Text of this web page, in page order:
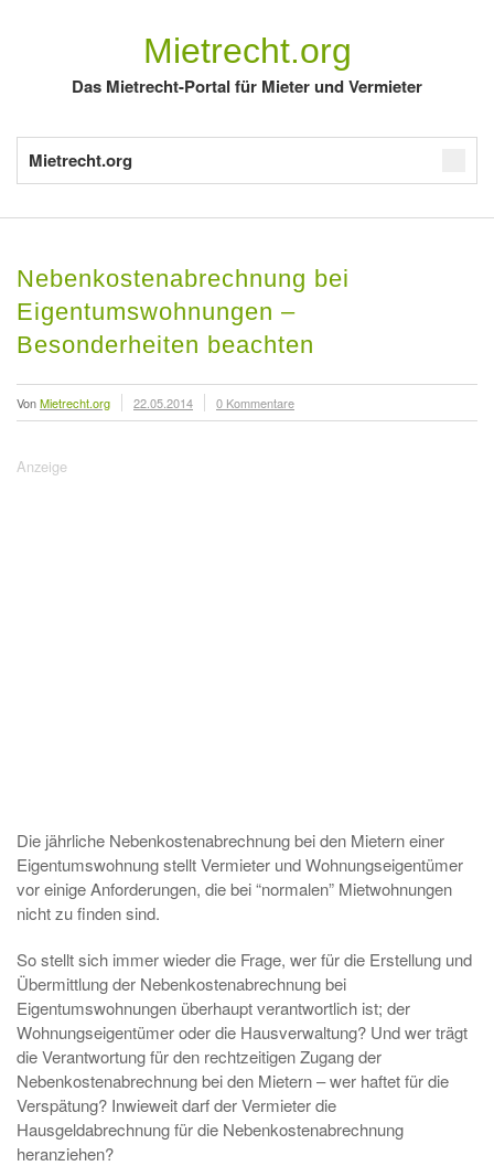
Mietrecht.org
Das Mietrecht-Portal für Mieter und Vermieter
Mietrecht.org
Nebenkostenabrechnung bei
Eigentumswohnungen –
Besonderheiten beachten
VonMietrecht.org 22.05.2014 0 Kommentare
Die jährliche Nebenkostenabrechnung bei den Mietern einer
Eigentumswohnung stellt Vermieter und Wohnungseigentümer
vor einige Anforderungen, die bei “normalen” Mietwohnungen
nicht zu finden sind.
So stellt sich immer wieder die Frage, wer für die Erstellung und
Übermittlung der Nebenkostenabrechnung bei
Eigentumswohnungen überhaupt verantwortlich ist; der
Wohnungseigentümer oder die Hausverwaltung? Und wer trägt
die Verantwortung für den rechtzeitigen Zugang der
Nebenkostenabrechnung bei den Mietern – wer haftet für die
Verspätung? Inwieweit darf der Vermieter die
Hausgeldabrechnung für die Nebenkostenabrechnung
heranziehen?